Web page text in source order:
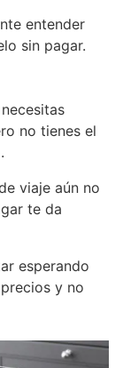
entender
sin pagar.
no tienes el
viaje aún no
te da
esperando
y no